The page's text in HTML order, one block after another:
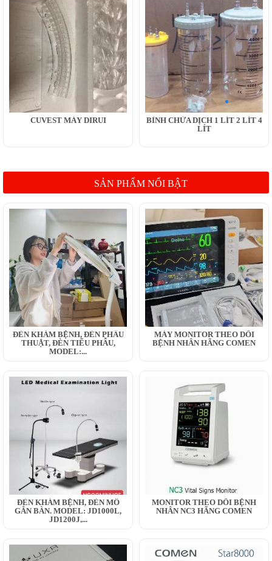
CUVEST MÁY DIRUI
BÌNH CHỨA DỊCH 1 LÍT 2 LÍT 4
LÍT
SẢN PHẨM NỔI BẬT
ĐÈN KHÁM BỆNH, ĐÈN PHẪU
THUẬT, ĐÈN TIỂU PHẪU,
MODEL:...
MÁY MONITOR THEO DÕI
BỆNH NHÂN HÃNG COMEN
ĐÈN KHÁM BỆNH, ĐÈN MỔ
GẮN BÀN. MODEL: JD1000L,
JD1200J,...
MONITOR THEO DÕI BỆNH
NHÂN NC3 HÃNG COMEN